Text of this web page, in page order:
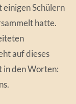
einigen Schülern
hatte.
auf dieses
in den Worten: